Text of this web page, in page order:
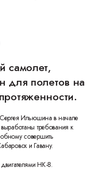
самолет,
для полетов на
Ильюшина в начале
требования к
совершить
и Гавану.
НК-8.